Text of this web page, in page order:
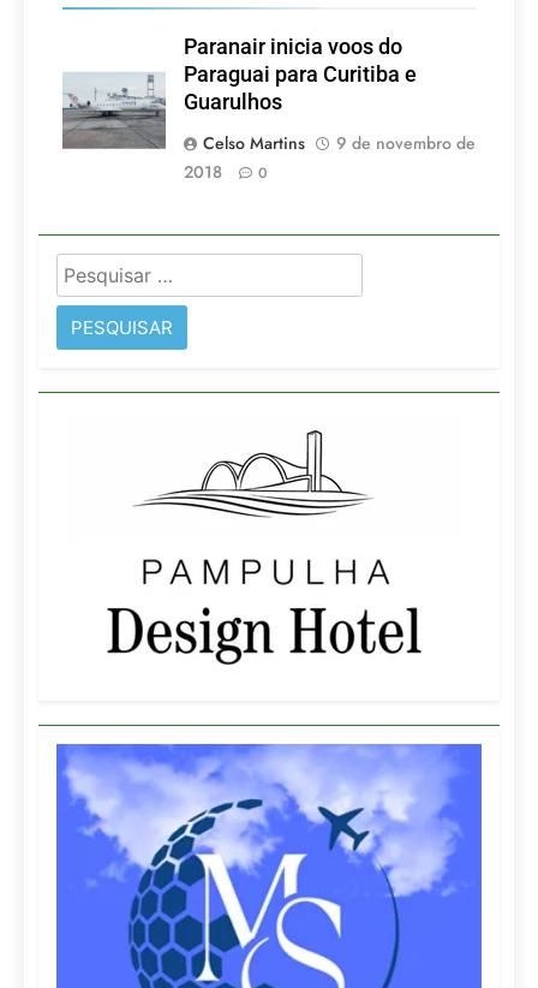
Paranair inicia voos do
Paraguai para Curitiba e
Guarulhos
Celso Martins
9 de novembro de
2018
0
Pesquisar
por: